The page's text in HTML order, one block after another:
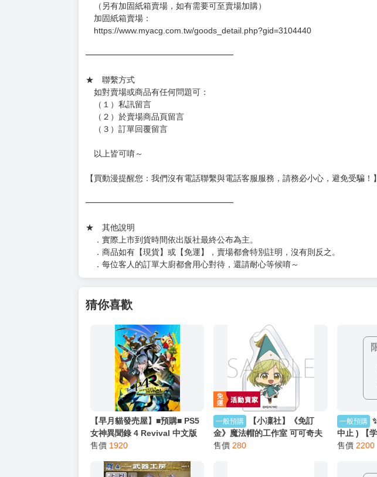
（另有加固紙箱賣場，如有需要可至賣場加購）
加固紙箱賣場：
https://www.myacg.com.tw/goods_detail.php?gid=3104440
━━━━━━━━━━━━━━━━━━
★ 聯繫方式
如對賣場或商品有任何問題可：
（１）私訊留言
（２）於賣場商品頁留言
（３）訂單回覆留言
以上皆可唷～
【買動漫提醒您：我們沒有電話聯繫與電話客服服務，請務必小心，避免受騙！】
━━━━━━━━━━━━━━━━━━
★ 其他說明
．實際上市到貨時間依出版社最終公布為主。
．商品如有【現貨】或【免運】，賣場都會特別註明，沒有則反之。
．每位客人的訂單大廚都會用心對待，還請耐心等候唷～
猜你喜歡
【早月貓發売屋】■預購■ PS5
女神異聞錄 4 Revival 中文版
※2月18日發售預定※ P4R
售價 1920
一般預購
【小凜社】《免訂
金》魔法帽的工作室 可可奇夫
利瑪瑙特媞雅麗奇耶 ころっと
售價 280
一般預購
中止 ) 【
ー】 月村
售價 2200